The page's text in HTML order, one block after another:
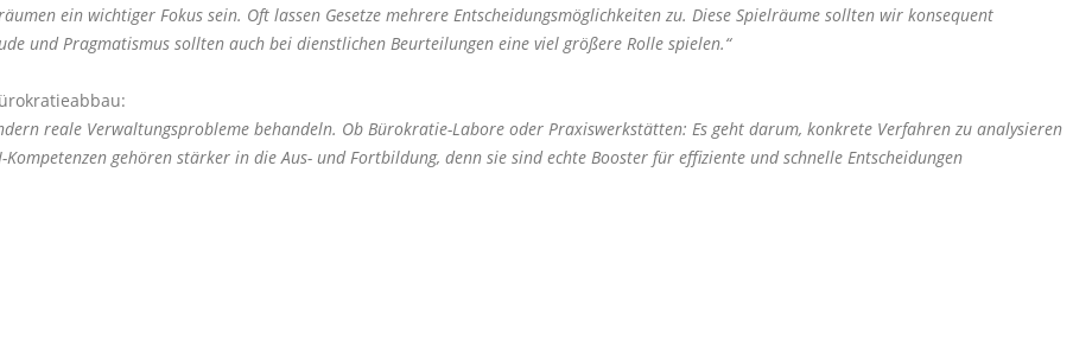
ein wichtiger Fokus sein. Oft lassen Gesetze mehrere Entscheidungsmöglichkeiten zu. Diese Spielräume sollten wir konsequent
und Pragmatismus sollten auch bei dienstlichen Beurteilungen eine viel größere Rolle spielen.“
reale Verwaltungsprobleme behandeln. Ob Bürokratie-Labore oder Praxiswerkstätten: Es geht darum, konkrete Verfahren zu analysieren
gehören stärker in die Aus- und Fortbildung, denn sie sind echte Booster für effiziente und schnelle Entscheidungen